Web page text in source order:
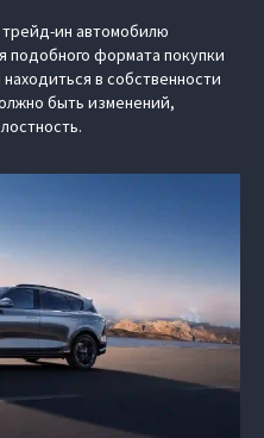
ин автомобилю
подобного формата покупки
в собственности
быть изменений,